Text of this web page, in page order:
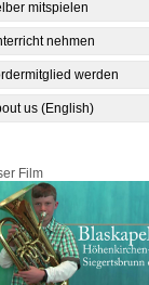
mitspielen
nehmen
werden
us (English)
Film